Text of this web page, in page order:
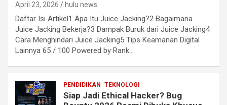
April 23, 2026 hulu news
Daftar Isi Artikel1 Apa Itu Juice Jacking?2 Bagaimana
Juice Jacking Bekerja?3 Dampak Buruk dari Juice Jacking4
Cara Menghindari Juice Jacking5 Tips Keamanan Digital
Lainnya 65 / 100 Powered by Rank…
PENDIDIKAN TEKNOLOGI
Siap Jadi Ethical Hacker? Bug